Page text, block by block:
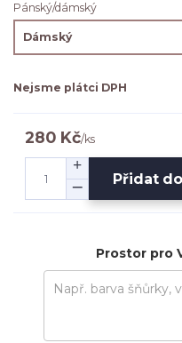
Pánský/dámský
Nejsme plátci DPH
280 Kč/ks
Přidat
Prostor pro